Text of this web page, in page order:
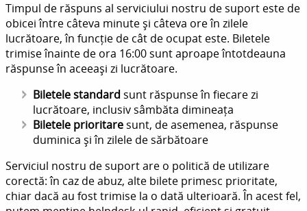
Timpul de răspuns al serviciului nostru de suport este de
obicei între câteva minute și câteva ore în zilele
lucrătoare, în funcție de cât de ocupat este. Biletele
trimise înainte de ora 16:00 sunt aproape întotdeauna
răspunse în aceeași zi lucrătoare.
Biletele standard sunt răspunse în fiecare zi
lucrătoare, inclusiv sâmbăta dimineața
Biletele prioritaresunt, de asemenea, răspunse
duminica și în zilele de sărbătoare
Serviciul nostru de suport are o politică de utilizare
corectă: în caz de abuz, alte bilete primesc prioritate,
chiar dacă au fost trimise la o dată ulterioară. În acest fel,